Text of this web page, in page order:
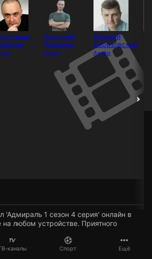
каналы Спорт Ещё
Анатолий
Пашинин
Актёр
Евгений
Березовский
Актёр
'Адмиралъ 1 сезон 4 серия' онлайн в
любом устройстве. Приятного